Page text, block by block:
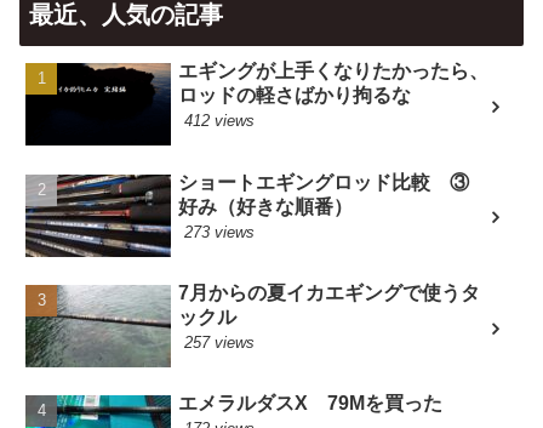
最近、人気の記事
エギングが上手くなりたかったら、
ロッドの軽さばかり拘るな
412 views
ショートエギングロッド比較 ③
好み（好きな順番）
273 views
7月からの夏イカエギングで使うタ
ックル
257 views
エメラルダスX 79Mを買った